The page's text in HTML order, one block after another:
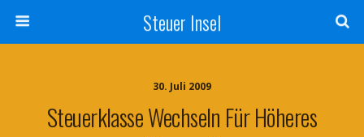
Steuer Insel
30. Juli 2009
Steuerklasse Wechseln Für Höheres